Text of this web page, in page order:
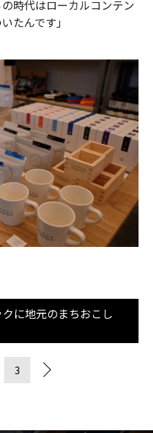
時代はローカルコンテン
たんです」
に地元のまちおこし
3